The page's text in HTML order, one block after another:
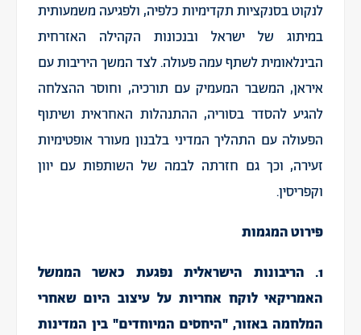
לנקוט בסנקציות תקדימיות כלפיה, ולפגיעה משמעותית
במיתוג של ישראל ובנכונות הקהילה האזרחית
הבינלאומית לשתף עמה פעולה. לצד המשך היריבות עם
איראן, המשבר המעמיק עם תורכיה, וחוסר ההצלחה
להגיע להסדר בסוריה, ההתנהלות האחראית ושיתוף
הפעולה עם התהליך המדיני בלבנון מעורר אופטימיות
זעירה, וכך גם חזרתה לבמה של השותפות עם יוון
וקפריסין.
פירוט המגמות
1. הריבונות הישראלית נפגעת כאשר הממשל
האמריקאי לוקח אחריות על עיצוב היום שאחרי
המלחמה באזור, "היחסים המיוחדים" בין המדינות